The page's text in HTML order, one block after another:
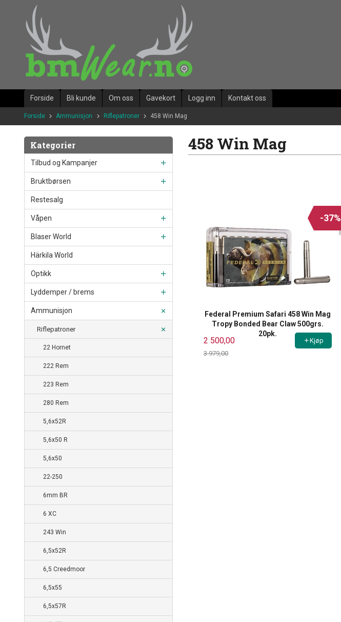
innholdet
Forside Bli kunde Om oss Gavekort Logg inn Kontakt oss
Forside Ammunisjon Riflepatroner 458 Win Mag
Kategorier
Tilbud og Kampanjer
Bruktbørsen
Restesalg
Våpen
Blaser World
Härkila World
Optikk
Lyddemper / brems
Ammunisjon
Riflepatroner
22 Hornet
222 Rem
223 Rem
280 Rem
5,6x52R
5,6x50 R
5,6x50
22-250
6mm BR
6 XC
243 Win
6,5x52R
6,5 Creedmoor
6,5x55
6,5x57R
458 Win Mag
Federal Premium Safari 458 Win Mag
Tropy Bonded Bear Claw 500grs.
20pk.
2 500,00
3 979,00
-37%
Kjøp